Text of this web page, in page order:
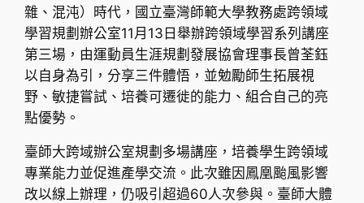
雜、混沌）時代，國立臺灣師範大學教務處跨領域
學習規劃辦公室11月13日舉辦跨領域學習系列講座
第三場，由運動員生涯規劃發展協會理事長曾荃鈺
以自身為引，分享三件體悟，並勉勵師生拓展視
野、敏捷嘗試、培養可遷徙的能力、組合自己的亮
點優勢。
臺師大跨域辦公室規劃多場講座，培養學生跨領域
專業能力並促進產學交流。此次雖因鳳凰颱風影響
改以線上辦理，仍吸引超過60人次參與。臺師大體